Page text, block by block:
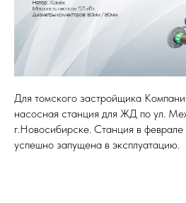
Для томского застройщика
насосная станция для ЖД по ул.
г.Новосибирске. Станция в
успешно запущена в эксплуатацию.